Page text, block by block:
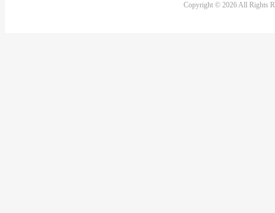
Copyright © 2026 All Rights